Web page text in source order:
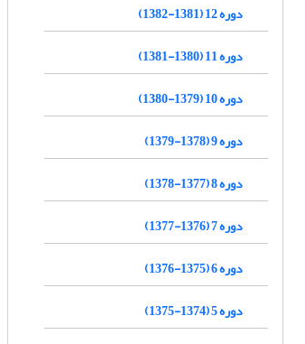
دوره 12 (1381-1382)
دوره 11 (1380-1381)
دوره 10 (1379-1380)
دوره 9 (1378-1379)
دوره 8 (1377-1378)
دوره 7 (1376-1377)
دوره 6 (1375-1376)
دوره 5 (1374-1375)